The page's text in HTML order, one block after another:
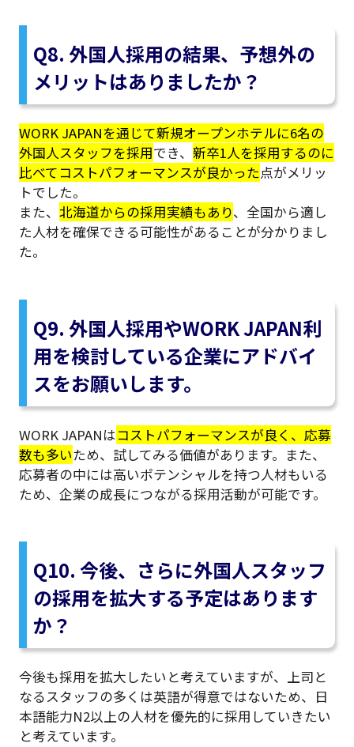
Q8. 外国人採用の結果、予想外の
メリットはありましたか？
WORK JAPANを通じて新規オープンホテルに6名の
外国人スタッフを採用でき、 新卒1人を採用するのに
比べてコストパフォーマンスが良かった点がメリッ
トでした。
また、 北海道からの採用実績もあり、全国から適し
た人材を確保できる可能性があることが分かりまし
た。
Q9. 外国人採用やWORK JAPAN利
用を検討している企業にアドバイ
スをお願いします。
WORK JAPANはコストパフォーマンスが良く、応募
数も多いため、試してみる価値があります。また、
応募者の中には高いポテンシャルを持つ人材もいる
ため、企業の成長につながる採用活動が可能です。
Q10. 今後、さらに外国人スタッフ
の採用を拡大する予定はあります
か？
今後も採用を拡大したいと考えていますが、上司と
なるスタッフの多くは英語が得意ではないため、日
本語能力N2以上の人材を優先的に採用していきたい
と考えています。